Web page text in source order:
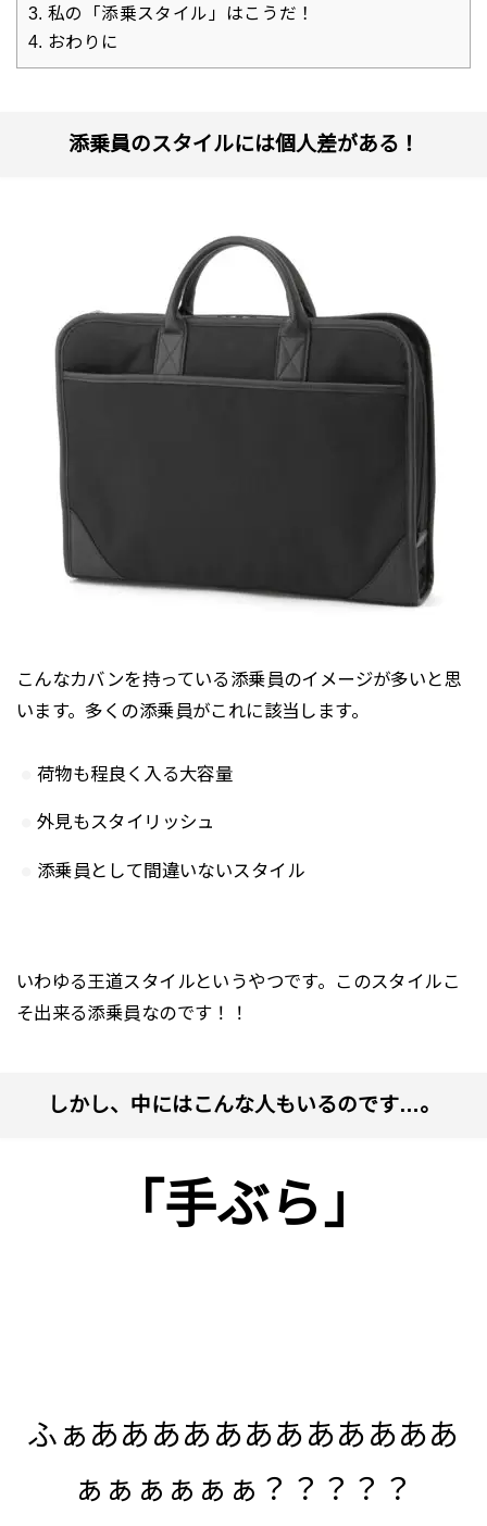
3. 私の「添乗スタイル」はこうだ！
4. おわりに
添乗員のスタイルには個人差がある！
こんなカバンを持っている添乗員のイメージが多いと思
います。多くの添乗員がこれに該当します。
荷物も程良く入る大容量
外見もスタイリッシュ
添乗員として間違いないスタイル
いわゆる王道スタイルというやつです。このスタイルこ
そ出来る添乗員なのです！！
しかし、中にはこんな人もいるのです…。
「手ぶら」
ふぁああああああああああああ
ぁぁぁぁぁぁ？？？？？